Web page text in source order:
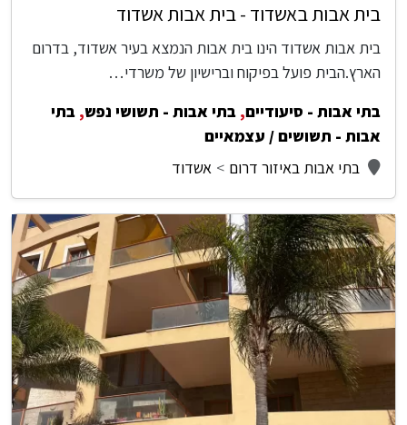
בית אבות באשדוד - בית אבות אשדוד
בית אבות אשדוד הינו בית אבות הנמצא בעיר אשדוד, בדרום
הארץ.הבית פועל בפיקוח וברישיון של משרדי…
בתי אבות - סיעודיים, בתי אבות - תשושי נפש, בתי
אבות - תשושים / עצמאיים
בתי אבות באיזור דרום
אשדוד